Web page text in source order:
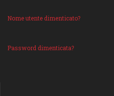
Nome utente dimenticato?
Password dimenticata?